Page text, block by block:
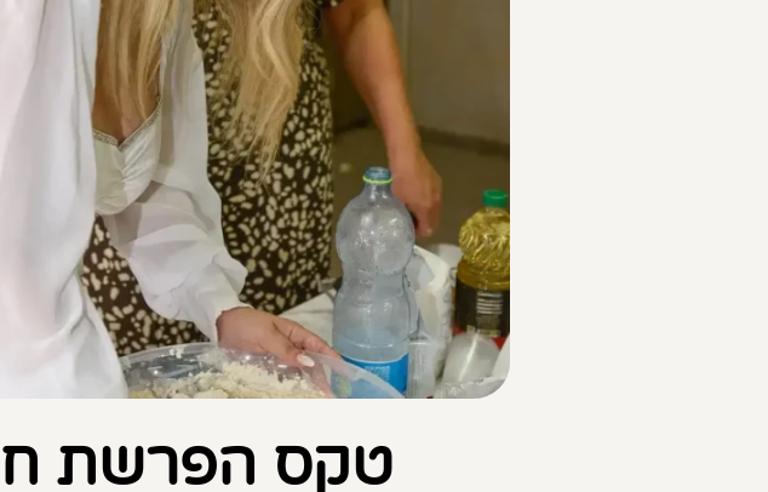
טקס הפרשת